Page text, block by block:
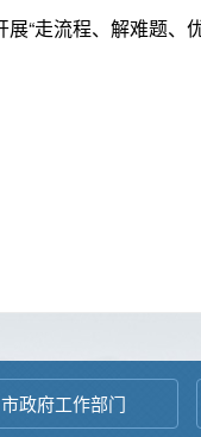
市政府工作部门